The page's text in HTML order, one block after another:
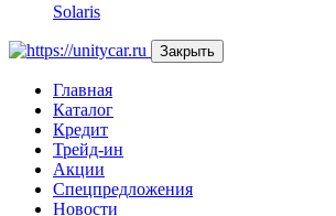
Solaris
Закрыть
Главная
Каталог
Кредит
Трейд-ин
Акции
Спецпредложения
Новости